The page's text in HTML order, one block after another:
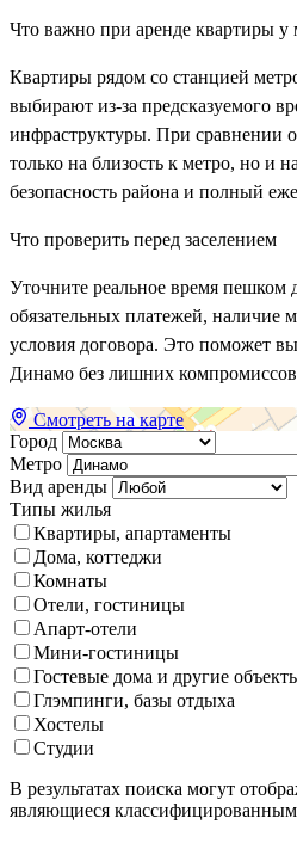
Что важно при аренде квартиры
Квартиры рядом со станцией
выбирают из-за предсказуемого
инфраструктуры. При сравнении
только на близость к метро, но и
безопасность района и полный
Что проверить перед заселением
Уточните реальное время пешком
обязательных платежей, наличие
условия договора. Это поможет
Динамо без лишних
Смотреть на карте
Город
Метро
Вид аренды
Типы жилья
Квартиры, апартаменты
Дома, коттеджи
Комнаты
Отели, гостиницы
Апарт-отели
Мини-гостиницы
Гостевые дома и другие
Глэмпинги, базы отдыха
Хостелы
Студии
В результатах поиска могут
являющиеся